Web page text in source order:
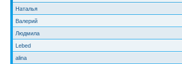
Наталья
Валерий
Людмила
Lebed
alina